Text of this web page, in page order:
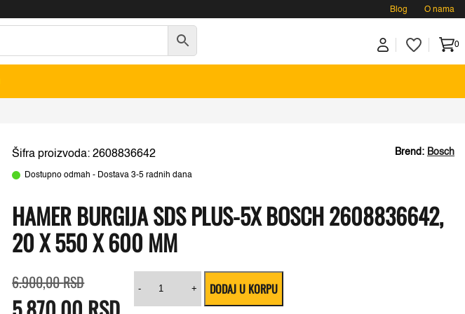
Blog O nama
0
Brend: Bosch
Šifra proizvoda: 2608836642
Dostupno odmah - Dostava 3-5 radnih dana
HAMER BURGIJA SDS PLUS-5X BOSCH 2608836642,
20 X 550 X 600 MM
6.900,00RSDcena
je
bila:
cena
je:
5.870,00 RSD.
-
burgija
plus-
+ DODAJ U KORPU